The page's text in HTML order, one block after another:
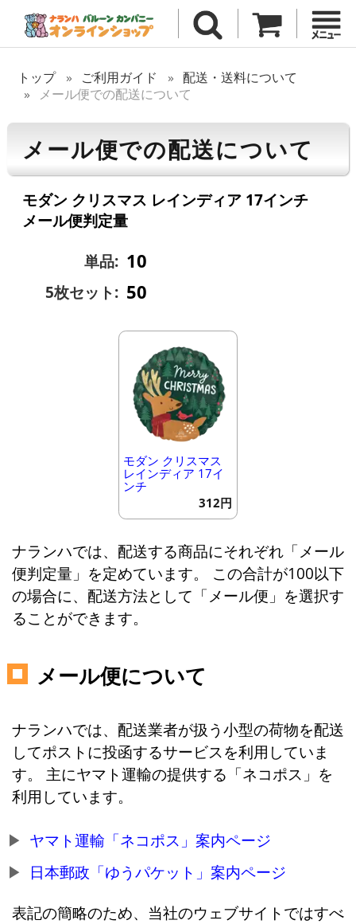
トップ ご利用ガイド
配送・送料について
メール便での配送について
メール便での配送について
モダン クリスマス レインディア 17インチ
メール便判定量
単品: 10
5枚セット: 50
モダン クリスマス
レインディア 17イ
ンチ
312円
ナランハでは、配送する商品にそれぞれ「メール
便判定量」を定めています。 この合計が100以下
の場合に、配送方法として「メール便」を選択す
ることができます。
メール便について
ナランハでは、配送業者が扱う小型の荷物を配送
してポストに投函するサービスを利用していま
す。 主にヤマト運輸の提供する「ネコポス」を
利用しています。
ヤマト運輸「ネコポス」案内ページ
日本郵政「ゆうパケット」案内ページ
表記の簡略のため、当社のウェブサイトではすべ